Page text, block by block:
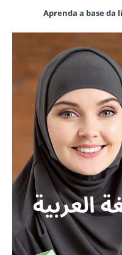
Aprenda a base da